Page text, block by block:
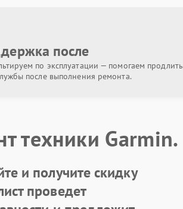
после
по эксплуатации — помогаем продлить
после выполнения ремонта.
техники Garmin.
и получите скидку
проведет